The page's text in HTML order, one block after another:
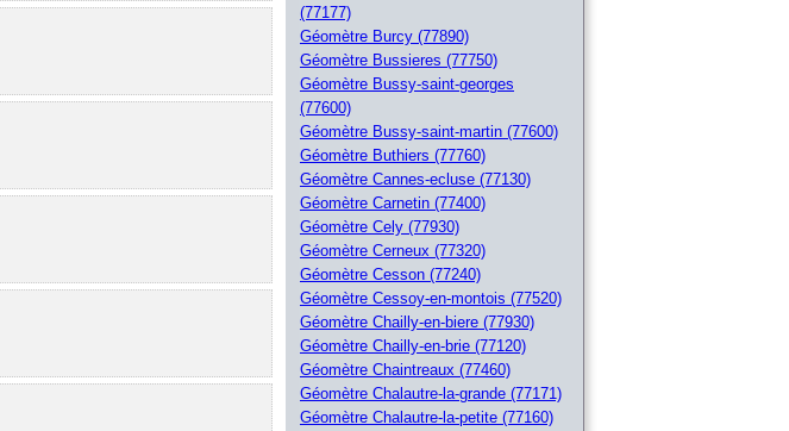
(77177)
Géomètre Burcy (77890)
Géomètre Bussieres (77750)
Géomètre Bussy-saint-georges
(77600)
Géomètre Bussy-saint-martin (77600)
Géomètre Buthiers (77760)
Géomètre Cannes-ecluse (77130)
Géomètre Carnetin (77400)
Géomètre Cely (77930)
Géomètre Cerneux (77320)
Géomètre Cesson (77240)
Géomètre Cessoy-en-montois (77520)
Géomètre Chailly-en-biere (77930)
Géomètre Chailly-en-brie (77120)
Géomètre Chaintreaux (77460)
Géomètre Chalautre-la-grande (77171)
Géomètre Chalautre-la-petite (77160)